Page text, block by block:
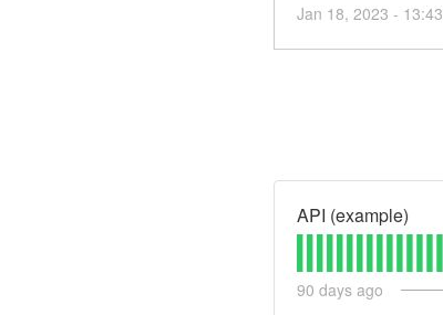
Jan 18, 2023 - 13:43
API (example)
90 days ago